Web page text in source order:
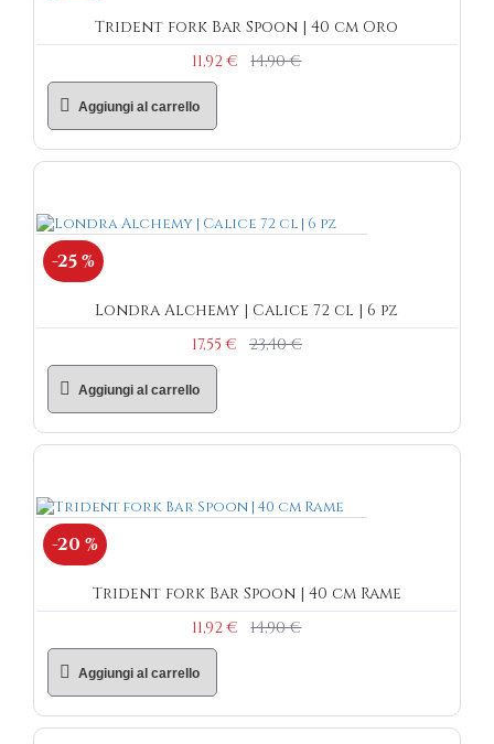
Trident fork Bar Spoon | 40 cm Oro
11,92 €
14,90 €
Aggiungi al carrello
-25 %
Londra Alchemy | Calice 72 cl | 6 pz
17,55 €
23,40 €
Aggiungi al carrello
-20 %
Trident fork Bar Spoon | 40 cm Rame
11,92 €
14,90 €
Aggiungi al carrello